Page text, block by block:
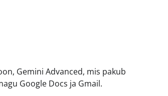
Gemini Advanced, mis pakub
Google Docs ja Gmail.